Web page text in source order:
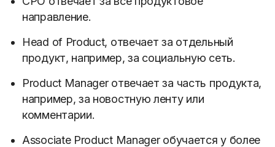
направление.
Head of Product, отвечает за отдельный
продукт, например, за социальную сеть.
Product Manager отвечает за часть продукта,
например, за новостную ленту или
комментарии.
Associate Product Manager обучается у более